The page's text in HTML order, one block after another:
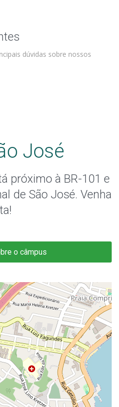
dúvidas sobre nossos
José
próximo à BR-101 e
de São José. Venha
o câmpus